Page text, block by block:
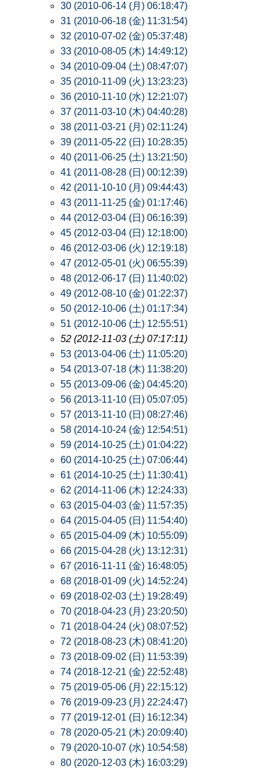
30 (2010-06-14 (月) 06:18:47)
31 (2010-06-18 (金) 11:31:54)
32 (2010-07-02 (金) 05:37:48)
33 (2010-08-05 (木) 14:49:12)
34 (2010-09-04 (土) 08:47:07)
35 (2010-11-09 (火) 13:23:23)
36 (2010-11-10 (水) 12:21:07)
37 (2011-03-10 (木) 04:40:28)
38 (2011-03-21 (月) 02:11:24)
39 (2011-05-22 (日) 10:28:35)
40 (2011-06-25 (土) 13:21:50)
41 (2011-08-28 (日) 00:12:39)
42 (2011-10-10 (月) 09:44:43)
43 (2011-11-25 (金) 01:17:46)
44 (2012-03-04 (日) 06:16:39)
45 (2012-03-04 (日) 12:18:00)
46 (2012-03-06 (火) 12:19:18)
47 (2012-05-01 (火) 06:55:39)
48 (2012-06-17 (日) 11:40:02)
49 (2012-08-10 (金) 01:22:37)
50 (2012-10-06 (土) 01:17:34)
51 (2012-10-06 (土) 12:55:51)
52 (2012-11-03 (土) 07:17:11)
53 (2013-04-06 (土) 11:05:20)
54 (2013-07-18 (木) 11:38:20)
55 (2013-09-06 (金) 04:45:20)
56 (2013-11-10 (日) 05:07:05)
57 (2013-11-10 (日) 08:27:46)
58 (2014-10-24 (金) 12:54:51)
59 (2014-10-25 (土) 01:04:22)
60 (2014-10-25 (土) 07:06:44)
61 (2014-10-25 (土) 11:30:41)
62 (2014-11-06 (木) 12:24:33)
63 (2015-04-03 (金) 11:57:35)
64 (2015-04-05 (日) 11:54:40)
65 (2015-04-09 (木) 10:55:09)
66 (2015-04-28 (火) 13:12:31)
67 (2016-11-11 (金) 16:48:05)
68 (2018-01-09 (火) 14:52:24)
69 (2018-02-03 (土) 19:28:49)
70 (2018-04-23 (月) 23:20:50)
71 (2018-04-24 (火) 08:07:52)
72 (2018-08-23 (木) 08:41:20)
73 (2018-09-02 (日) 11:53:39)
74 (2018-12-21 (金) 22:52:48)
75 (2019-05-06 (月) 22:15:12)
76 (2019-09-23 (月) 22:24:47)
77 (2019-12-01 (日) 16:12:34)
78 (2020-05-21 (木) 20:09:40)
79 (2020-10-07 (水) 10:54:58)
80 (2020-12-03 (木) 16:03:29)